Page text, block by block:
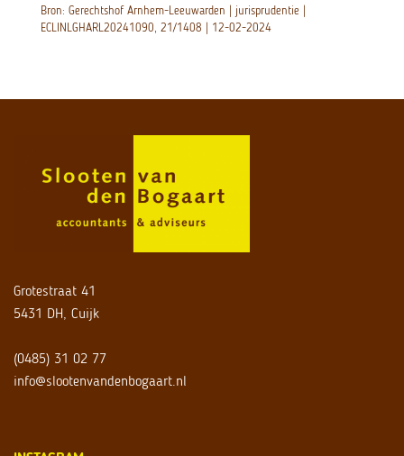
Bron: Gerechtshof Arnhem-Leeuwarden | jurisprudentie |
ECLINLGHARL20241090, 21/1408 | 12-02-2024
Grotestraat 41
5431 DH, Cuijk
(0485) 31 02 77
info@slootenvandenbogaart.nl